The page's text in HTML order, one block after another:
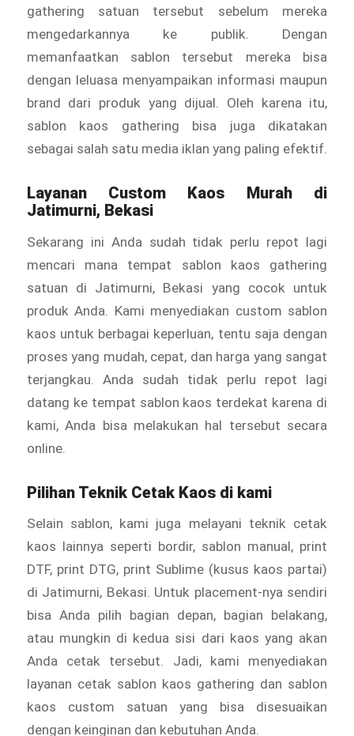
gathering satuan tersebut sebelum mereka
mengedarkannya ke publik. Dengan
memanfaatkan sablon tersebut mereka bisa
dengan leluasa menyampaikan informasi maupun
brand dari produk yang dijual. Oleh karena itu,
sablon kaos gathering bisa juga dikatakan
sebagai salah satu media iklan yang paling efektif.
Layanan Custom Kaos Murahdi
Jatimurni, Bekasi
Sekarang ini Anda sudah tidak perlu repot lagi
mencari mana tempat sablon kaos gathering
satuan di Jatimurni, Bekasi yang cocok untuk
produk Anda. Kami menyediakan custom sablon
kaos untuk berbagai keperluan, tentu saja dengan
proses yang mudah, cepat, dan harga yang sangat
terjangkau. Anda sudah tidak perlu repot lagi
datang ke tempat sablon kaos terdekat karena di
kami, Anda bisa melakukan hal tersebut secara
online.
Pilihan Teknik Cetak Kaos di kami
Selain sablon, kami juga melayani teknik cetak
kaos lainnya seperti bordir, sablon manual, print
DTF, print DTG, print Sublime (kusus kaos partai)
di Jatimurni, Bekasi. Untuk placement-nya sendiri
bisa Anda pilih bagian depan, bagian belakang,
atau mungkin di kedua sisi dari kaos yang akan
Anda cetak tersebut. Jadi, kami menyediakan
layanan cetak sablon kaos gathering dan sablon
kaos custom satuan yang bisa disesuaikan
dengan keinginan dan kebutuhan Anda.